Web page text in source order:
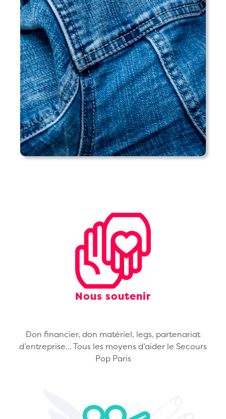
Nous soutenir
Don financier, don matériel, legs, partenariat
d’entreprise… Tous les moyens d’aider le Secours
Pop Paris